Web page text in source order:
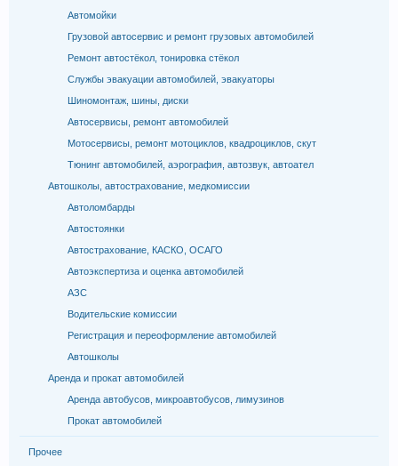
Автомойки
Грузовой автосервис и ремонт грузовых автомобилей
Ремонт автостёкол, тонировка стёкол
Службы эвакуации автомобилей, эвакуаторы
Шиномонтаж, шины, диски
Автосервисы, ремонт автомобилей
Мотосервисы, ремонт мотоциклов, квадроциклов, скут
Тюнинг автомобилей, аэрография, автозвук, автоател
Автошколы, автострахование, медкомиссии
Автоломбарды
Автостоянки
Автострахование, КАСКО, ОСАГО
Автоэкспертиза и оценка автомобилей
АЗС
Водительские комиссии
Регистрация и переоформление автомобилей
Автошколы
Аренда и прокат автомобилей
Аренда автобусов, микроавтобусов, лимузинов
Прокат автомобилей
Прочее